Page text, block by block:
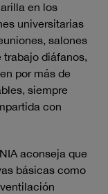
en los
universitarias
salones
diáfanos,
por más de
siempre
con
aconseja que
básicas como